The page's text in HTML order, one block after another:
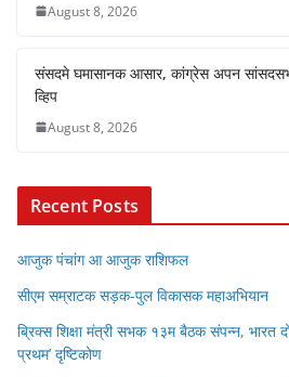
August 8, 2026
संसदमे घमासानक आसार, कांग्रेस अपन
व्हिप
August 8, 2026
Recent Posts
आजुक पंचांग आ आजुक राशिफल
सीएम सम्राटक सड़क-पुल विकासक महाअभियान
ब्रिक्स शिक्षा मंत्री सभक १३म बैठक संपन्न, भारत
प्रथम’ दृष्टिकोण